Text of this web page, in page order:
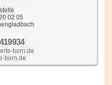
02 05
born.de
born.de